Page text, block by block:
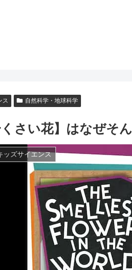
ス 自然科学・地球科学
くさい花】はなぜそ
ッズサイエンス